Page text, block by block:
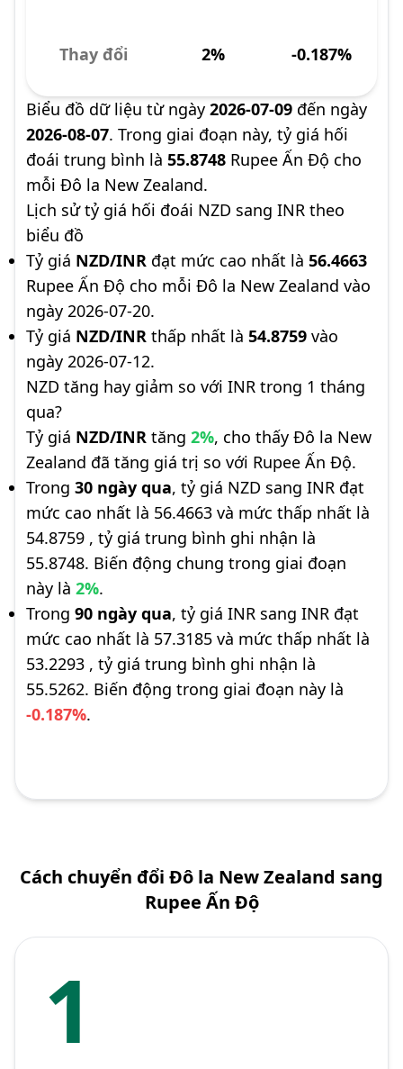
Thay đổi 2% -0.187%
Biểu đồ dữ liệu từ ngày 2026-07-09 đến ngày
2026-08-07. Trong giai đoạn này, tỷ giá hối
đoái trung bình là 55.8748 Rupee Ấn Độ cho
mỗi Đô la New Zealand.
Lịch sử tỷ giá hối đoái NZD sang INR theo
biểu đồ
Tỷ giá NZD/INR đạt mức cao nhất là 56.4663
Rupee Ấn Độ cho mỗi Đô la New Zealand vào
ngày 2026-07-20.
Tỷ giá NZD/INR thấp nhất là 54.8759 vào
ngày 2026-07-12.
NZD tăng hay giảm so với INR trong 1 tháng
qua?
Tỷ giá NZD/INR tăng 2%, cho thấy Đô la New
Zealand đã tăng giá trị so với Rupee Ấn Độ.
Trong 30 ngày qua, tỷ giá NZD sang INR đạt
mức cao nhất là 56.4663 và mức thấp nhất là
54.8759 , tỷ giá trung bình ghi nhận là
55.8748. Biến động chung trong giai đoạn
này là 2%.
Trong 90 ngày qua, tỷ giá INR sang INR đạt
mức cao nhất là 57.3185 và mức thấp nhất là
53.2293 , tỷ giá trung bình ghi nhận là
55.5262. Biến động trong giai đoạn này là
-0.187%.
Cách chuyển đổi Đô la New Zealand sang
Rupee Ấn Độ
1